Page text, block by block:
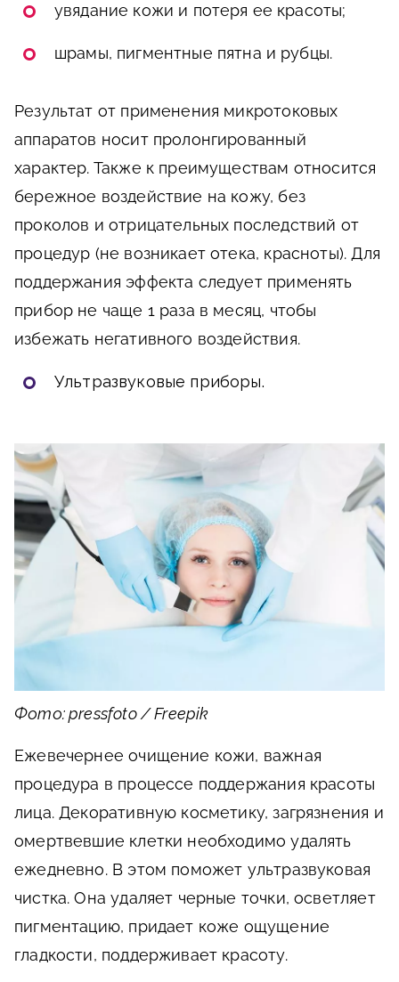
увядание кожи и потеря ее красоты;
шрамы, пигментные пятна и рубцы.
Результат от применения микротоковых
аппаратов носит пролонгированный
характер. Также к преимуществам относится
бережное воздействие на кожу, без
проколов и отрицательных последствий от
процедур (не возникает отека, красноты). Для
поддержания эффекта следует применять
прибор не чаще 1 раза в месяц, чтобы
избежать негативного воздействия.
Ультразвуковые приборы.
Фото: pressfoto / Freepik
Ежевечернее очищение кожи, важная
процедура в процессе поддержания красоты
лица. Декоративную косметику, загрязнения и
омертвевшие клетки необходимо удалять
ежедневно. В этом поможет ультразвуковая
чистка. Она удаляет черные точки, осветляет
пигментацию, придает коже ощущение
гладкости, поддерживает красоту.